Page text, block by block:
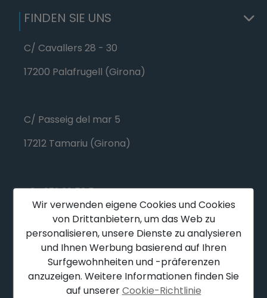
FINDEN SIE UNS
C/ Cavallers 28 - 30
17200 Palafrugell (Girona)
C/ Passeig del mar 5
17212 Tamariu (Girona)
+34 972 30 53 54
+34 617 149 051
info@finquescostabrava.es
Montag: 9.30 - 13.00 Uhr
Wir verwenden eigene Cookies und Cookies
von Drittanbietern, um das Web zu
personalisieren, unsere Dienste zu analysieren
und Ihnen Werbung basierend auf Ihren
Surfgewohnheiten und -präferenzen
anzuzeigen. Weitere Informationen finden Sie
auf unsererCookie-Richtlinie